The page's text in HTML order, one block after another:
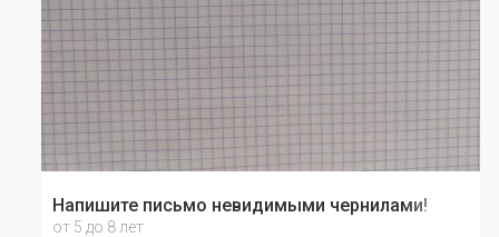
Напишите письмо невидимыми чернилами!
от 5 до 8 лет